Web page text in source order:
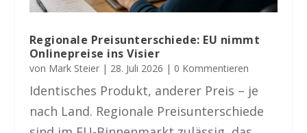
Regionale Preisunterschiede: EU nimmt
Onlinepreise ins Visier
von Mark Steier| 28. Juli 2026 | 0 Kommentieren
Identisches Produkt, anderer Preis – je
nach Land. Regionale Preisunterschiede